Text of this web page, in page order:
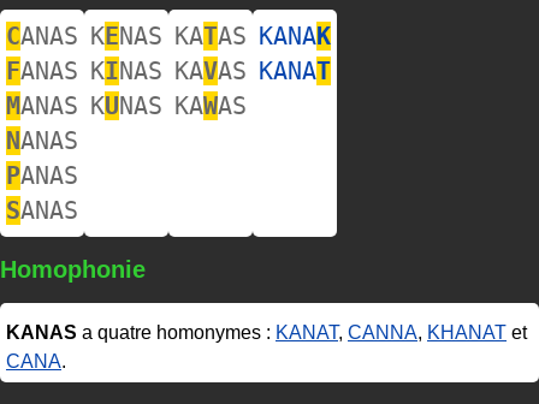
CANAS
FANAS
MANAS
NANAS
PANAS
SANAS
KENAS
KINAS
KUNAS
KATAS
KAVAS
KAWAS
KANAK
KANAT
Homophonie
KANAS a quatre homonymes : KANAT, CANNA, KHANAT et
CANA.